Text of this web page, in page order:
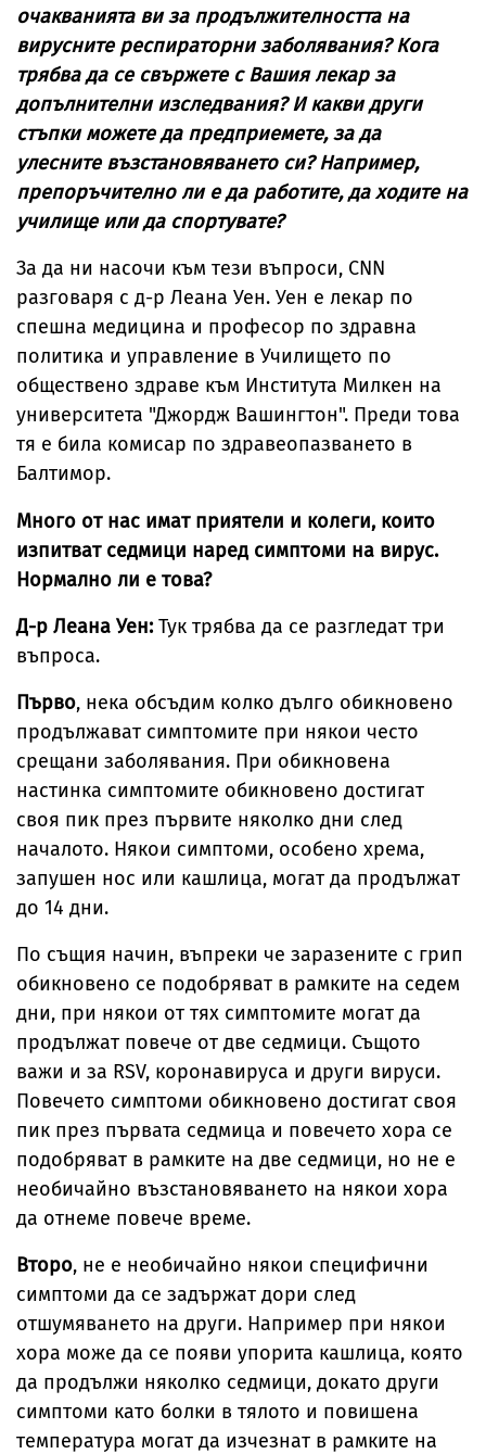
очакванията ви за продължителността на
вирусните респираторни заболявания? Кога
трябва да се свържете с Вашия лекар за
допълнителни изследвания? И какви други
стъпки можете да предприемете, за да
улесните възстановяването си? Например,
препоръчително ли е да работите, да ходите на
училище или да спортувате?
За да ни насочи към тези въпроси, CNN
разговаря с д-р Леана Уен. Уен е лекар по
спешна медицина и професор по здравна
политика и управление в Училището по
обществено здраве към Института Милкен на
университета "Джордж Вашингтон". Преди това
тя е била комисар по здравеопазването в
Балтимор.
Много от нас имат приятели и колеги, които
изпитват седмици наред симптоми на вирус.
Нормално ли е това?
Д-р Леана Уен:Тук трябва да се разгледат три
въпроса.
Първо, нека обсъдим колко дълго обикновено
продължават симптомите при някои често
срещани заболявания. При обикновена
настинка симптомите обикновено достигат
своя пик през първите няколко дни след
началото. Някои симптоми, особено хрема,
запушен нос или кашлица, могат да продължат
до 14 дни.
По същия начин, въпреки че заразените с грип
обикновено се подобряват в рамките на седем
дни, при някои от тях симптомите могат да
продължат повече от две седмици. Същото
важи и за RSV, коронавируса и други вируси.
Повечето симптоми обикновено достигат своя
пик през първата седмица и повечето хора се
подобряват в рамките на две седмици, но не е
необичайно възстановяването на някои хора
да отнеме повече време.
Второ, не е необичайно някои специфични
симптоми да се задържат дори след
отшумяването на други. Например при някои
хора може да се появи упорита кашлица, която
да продължи няколко седмици, докато други
симптоми като болки в тялото и повишена
температура могат да изчезнат в рамките на